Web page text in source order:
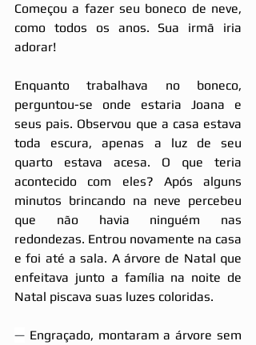
Começou a fazer seu boneco de neve,
como todos os anos. Sua irmã iria
adorar!
Enquanto trabalhava no boneco,
perguntou-se onde estaria Joana e
seus pais. Observou que a casa estava
toda escura, apenas a luz de seu
quarto estava acesa. O que teria
acontecido com eles? Após alguns
minutos brincando na neve percebeu
que não havia ninguém nas
redondezas. Entrou novamente na casa
e foi até a sala. A árvore de Natal que
enfeitava junto a família na noite de
Natal piscava suas luzes coloridas.
— Engraçado, montaram a árvore sem